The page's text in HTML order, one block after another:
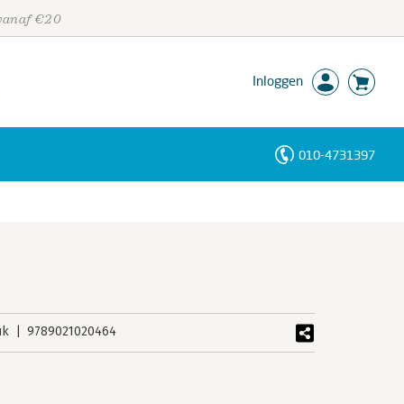
€20
Inloggen
010-4731397
9789021020464
Personen